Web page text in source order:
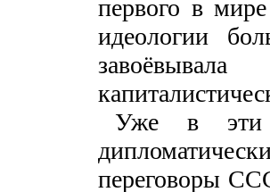
первого в мире
идеологии
Уже в эти
переговоры